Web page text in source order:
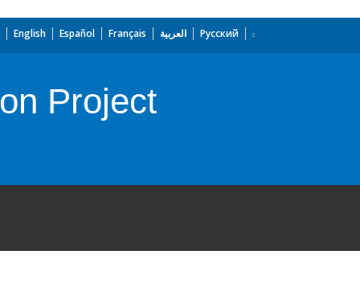
English Español Français العربية Русский
Project